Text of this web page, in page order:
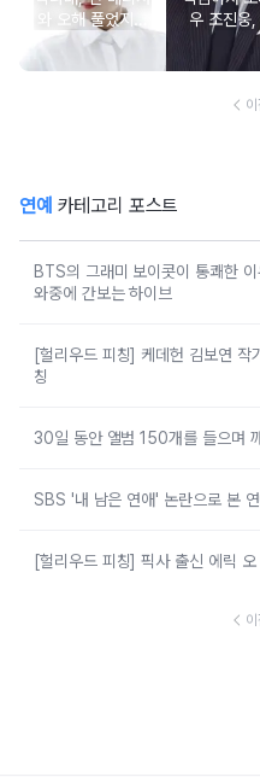
와 오해 풀었지만
불찰 반성
우 조진웅
은퇴 선언
연예 카테고리 포스트
BTS의 그래미 보이콧이 통쾌한
와중에 간보는 하이브
[헐리우드 피칭] 케데헌 김보연 작
칭
30일 동안 앨범 150개를 들으며
SBS '내 남은 연애' 논란으로 본
[헐리우드 피칭] 픽사 출신 에릭